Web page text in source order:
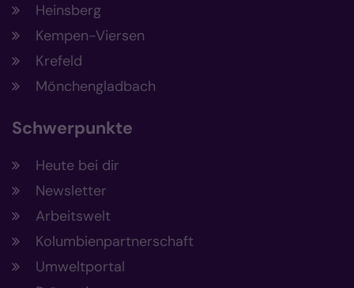
Heinsberg
Kempen-Viersen
Krefeld
Mönchengladbach
Schwerpunkte
Heute bei dir
Newsletter
Arbeitswelt
Kolumbienpartnerschaft
Umweltportal